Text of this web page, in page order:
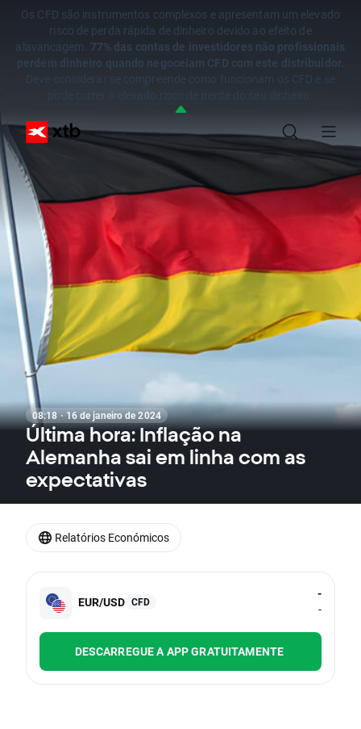
Os CFD são instrumentos complexos e apresentam um elevado
risco de perda rápida de dinheiro devido ao efeito de
alavancagem. 77% das contas de investidores não profissionais
perdem dinheiro quando negoceiam CFD com este distribuidor.
Deve considerar se compreende como funcionam os CFD e se
pode correr o elevado risco de perda do seu dinheiro.
08:18 · 16 de janeiro de 2024
Última hora: Inflação na
Alemanha sai em linha com as
expectativas
EUR/USD CFD
-
-
DESCARREGUE A APP GRATUITAMENTE
Relatórios Económicos